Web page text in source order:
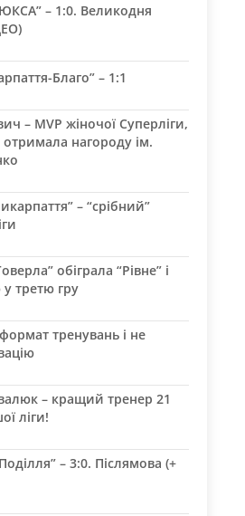
– 1:0. Великодня
Благо” – 1:1
– MVP жіночої Суперліги,
отримала нагороду ім.
– “срібний”
обіграла “Рівне” і
у третю гру
тренувань і не
– кращий тренер 21
ліги!
– 3:0. Післямова (+